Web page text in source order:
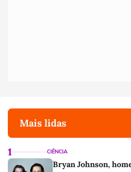
Mais lidas
1 CIÊNCIA
Bryan Johnson,